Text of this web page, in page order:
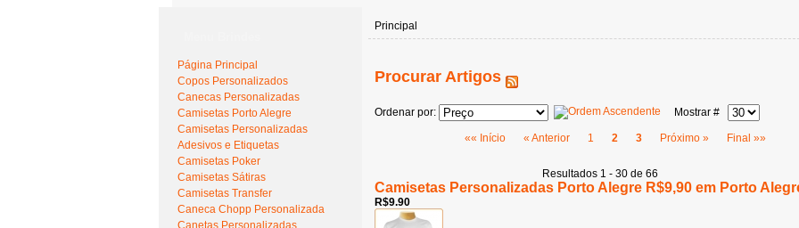
Página Principal
Copos Personalizados
Canecas Personalizadas
Camisetas Porto Alegre
Camisetas Personalizadas
Adesivos e Etiquetas
Camisetas Poker
Camisetas Sátiras
Camisetas Transfer
Caneca Chopp Personalizada
Canetas Personalizadas
Principal
Procurar Artigos
Ordenar por: Mostrar #
«« Início « Anterior 1 2 3 Próximo » Final »»
Resultados 1 - 30 de 66
Camisetas Personalizadas Porto Alegre R$9,90 em Porto
R$9.90